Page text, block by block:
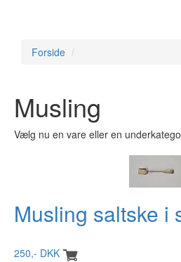
Forside
Musling
Vælg nu en vare eller en
Musling saltske i
250,- DKK